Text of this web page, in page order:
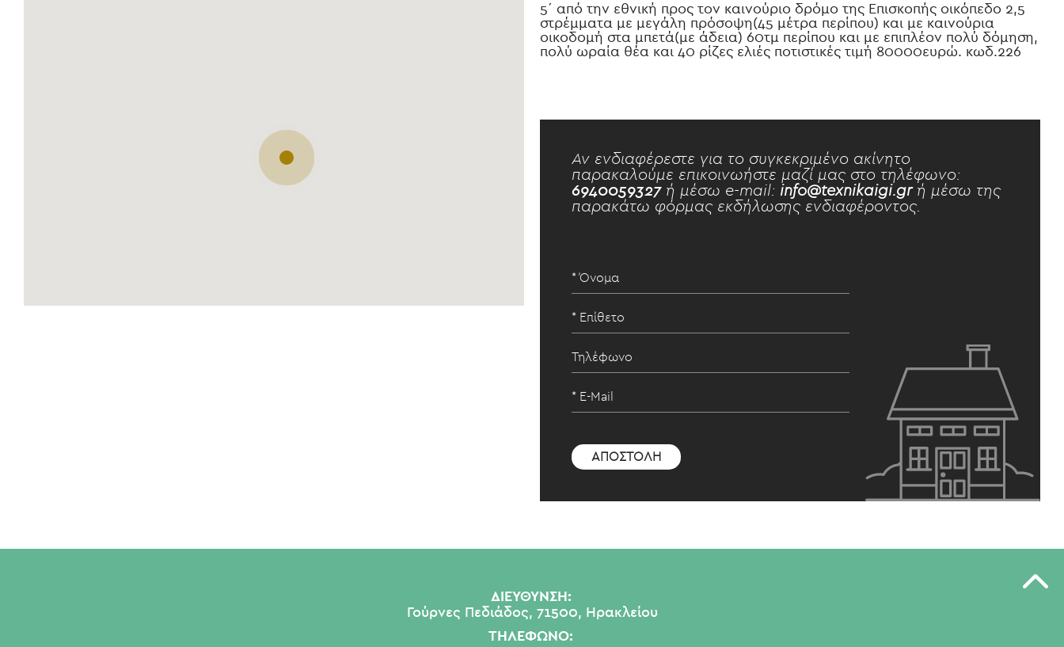
5΄ από την εθνική προς τον καινούριο δρόμο της Επισκοπής οικόπεδο 2,5
στρέμματα με μεγάλη πρόσοψη(45 μέτρα περίπου) και με καινούρια
οικοδομή στα μπετά(με άδεια) 60τμ περίπου και με επιπλέον πολύ δόμηση,
πολύ ωραία θέα και 40 ρίζες ελιές ποτιστικές τιμή 80000ευρώ. κωδ.226
Αν ενδιαφέρεστε για το συγκεκριμένο ακίνητο
παρακαλούμε επικοινωήστε μαζί μας στο τηλέφωνο:
6940059327ή μέσω e-mail: info@texnikaigi.grή μέσω της
παρακάτω φόρμας εκδήλωσης ενδιαφέροντος.
ΔΙΕΥΘΥΝΣΗ:
Γούρνες Πεδιάδος, 71500, Ηρακλείου
ΤΗΛΕΦΩΝΟ: